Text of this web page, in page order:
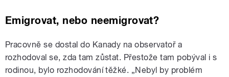
Emigrovat, nebo neemigrovat?
Pracovně se dostal do Kanady na observatoř a
rozhodoval se, zda tam zůstat. Přestože tam pobýval i s
rodinou, bylo rozhodování těžké. „Nebyl by problém